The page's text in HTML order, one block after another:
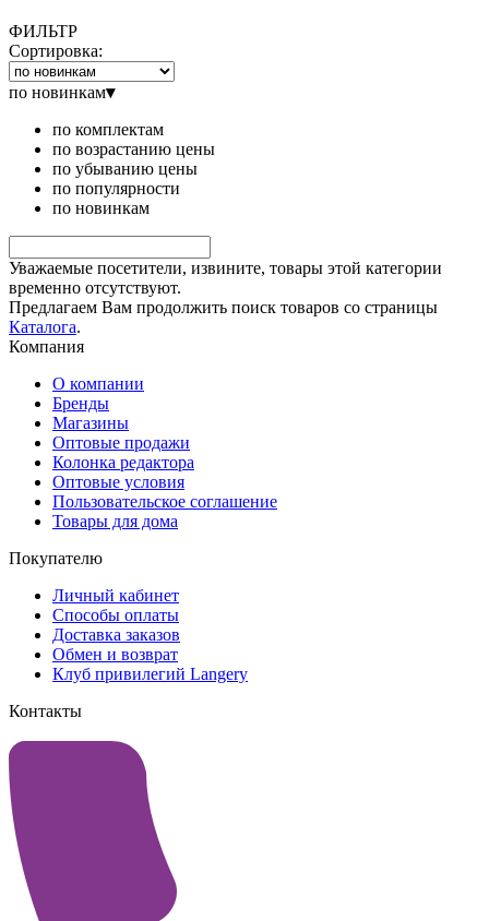
ФИЛЬТР
Сортировка:
по новинкам▾
по комплектам
по возрастанию цены
по убыванию цены
по популярности
по новинкам
Уважаемые посетители, извините, товары этой категории
временно отсутствуют.
Предлагаем Вам продолжить поиск товаров со страницы
Каталога.
Компания
О компании
Бренды
Магазины
Оптовые продажи
Колонка редактора
Оптовые условия
Пользовательское соглашение
Товары для дома
Покупателю
Личный кабинет
Способы оплаты
Доставка заказов
Обмен и возврат
Клуб привилегий Langery
Контакты